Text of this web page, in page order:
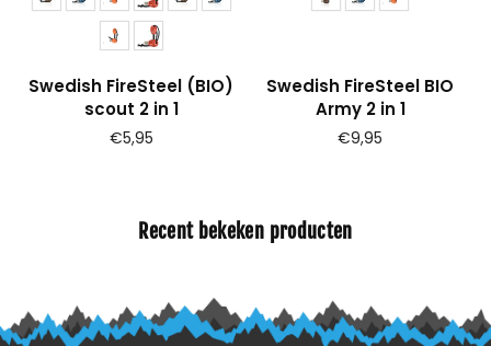
Swedish FireSteel (BIO)
scout 2 in 1
€5,95
Swedish FireSteel BIO
Army 2 in 1
Prijs
€9,95
Recent bekeken producten